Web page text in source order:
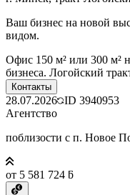
Ваш бизнес на новой
видом.
Офис 150 м² или 300 м²
бизнеса. Логойский
Контакты
28.07.2026 ID 3940953
Агентство
поблизости с п. Новое
от 5 581 724 ƃ